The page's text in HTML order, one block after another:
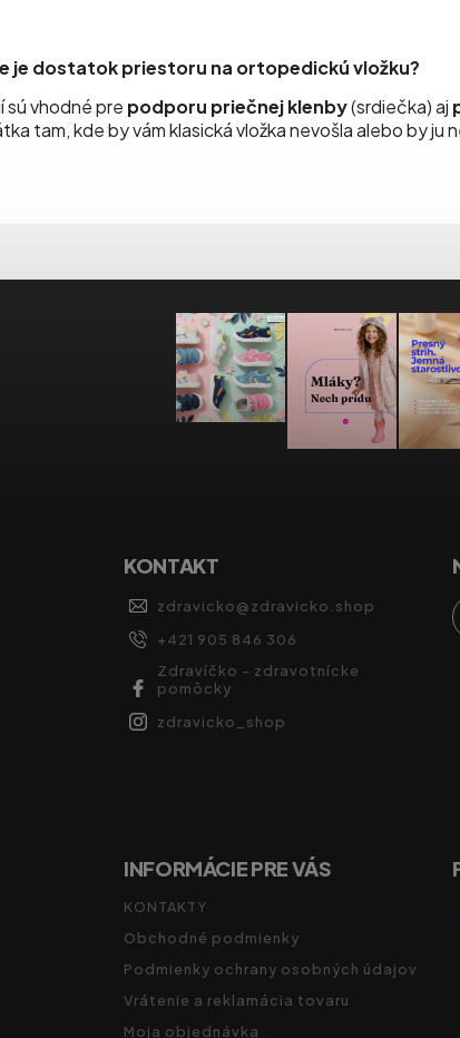
je dostatok priestoru na ortopedickú vložku?
vhodné pre podporu priečnejklenby(srdiečka) aj
tam, kde by vám klasická vložka nevošla alebo by
KONTAKT
zdravicko@zdravicko.shop
+421 905 846 306
Zdravíčko - zdravotnícke
pomôcky
zdravicko_shop
INFORMÁCIE PRE VÁS
KONTAKTY
Obchodné podmienky
Podmienky ochrany osobných údajov
Vrátenie a reklamácia tovaru
Moja objednávka